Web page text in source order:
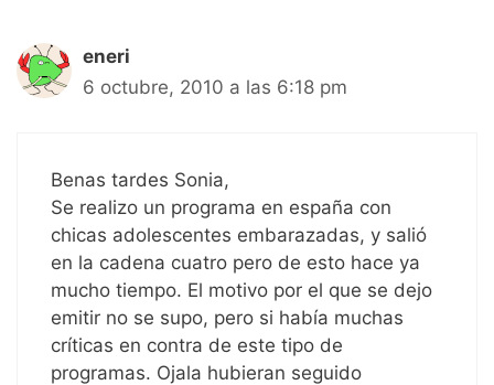
eneri
6 octubre, 2010 a las 6:18 pm
Benas tardes Sonia,
Se realizo un programa en españa con
chicas adolescentes embarazadas, y salió
en la cadena cuatro pero de esto hace ya
mucho tiempo. El motivo por el que se dejo
emitir no se supo, pero si había muchas
críticas en contra de este tipo de
programas. Ojala hubieran seguido